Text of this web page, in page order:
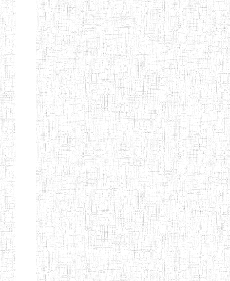
Etablissements
d'enseignement
normal
ENI
Chercher:
Effacer les filtres
Denomination
Type